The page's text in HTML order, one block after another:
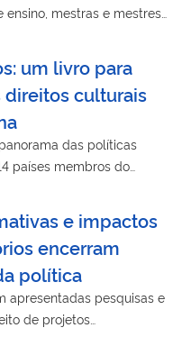
ensino, mestras e mestres
um livro para
direitos culturais
das políticas
países membros do
e impactos
encerram
política
apresentadas pesquisas e
de projetos